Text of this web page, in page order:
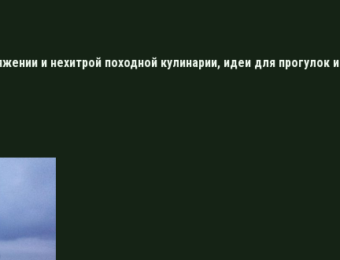
и нехитрой походной кулинарии, идеи для прогулок и